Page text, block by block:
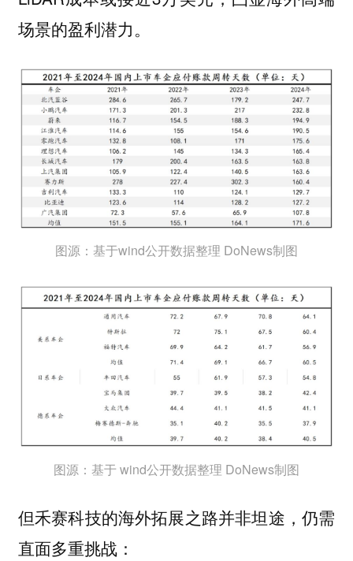
场景的盈利潜力。
图源：基于wind公开数据整理 DoNews制图
图源：基于 wind公开数据整理 DoNews制图
但禾赛科技的海外拓展之路并非坦途，仍需
直面多重挑战：